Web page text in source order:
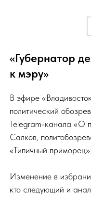
«Губернатор
к мэру»
В эфире
политический
Telegram-канала «О
Салков,
«Типичный приморец».
Изменение в
кто следующий и